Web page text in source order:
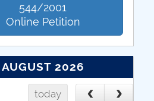
544/2001
Online Petition
AUGUST 2026
today